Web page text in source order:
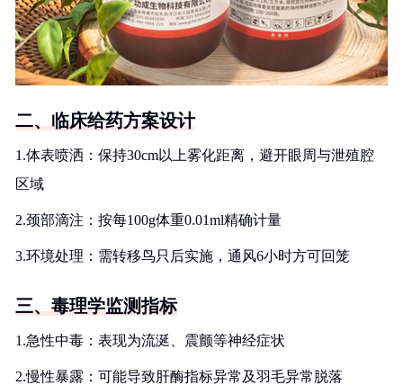
二、临床给药方案设计
1.体表喷洒：保持30cm以上雾化距离，避开眼周与泄殖腔
区域
2.颈部滴注：按每100g体重0.01ml精确计量
3.环境处理：需转移鸟只后实施，通风6小时方可回笼
三、毒理学监测指标
1.急性中毒：表现为流涎、震颤等神经症状
2.慢性暴露：可能导致肝酶指标异常及羽毛异常脱落